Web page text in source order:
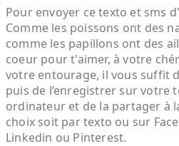
Pour envoyer ce texto et sms
Comme les poissons ont des
comme les papillons ont des
coeur pour t'aimer, à votre
votre entourage, il vous suffit
puis de l’enregistrer sur votre
ordinateur et de la partager à
choix soit par texto ou sur
Linkedin ou Pinterest.